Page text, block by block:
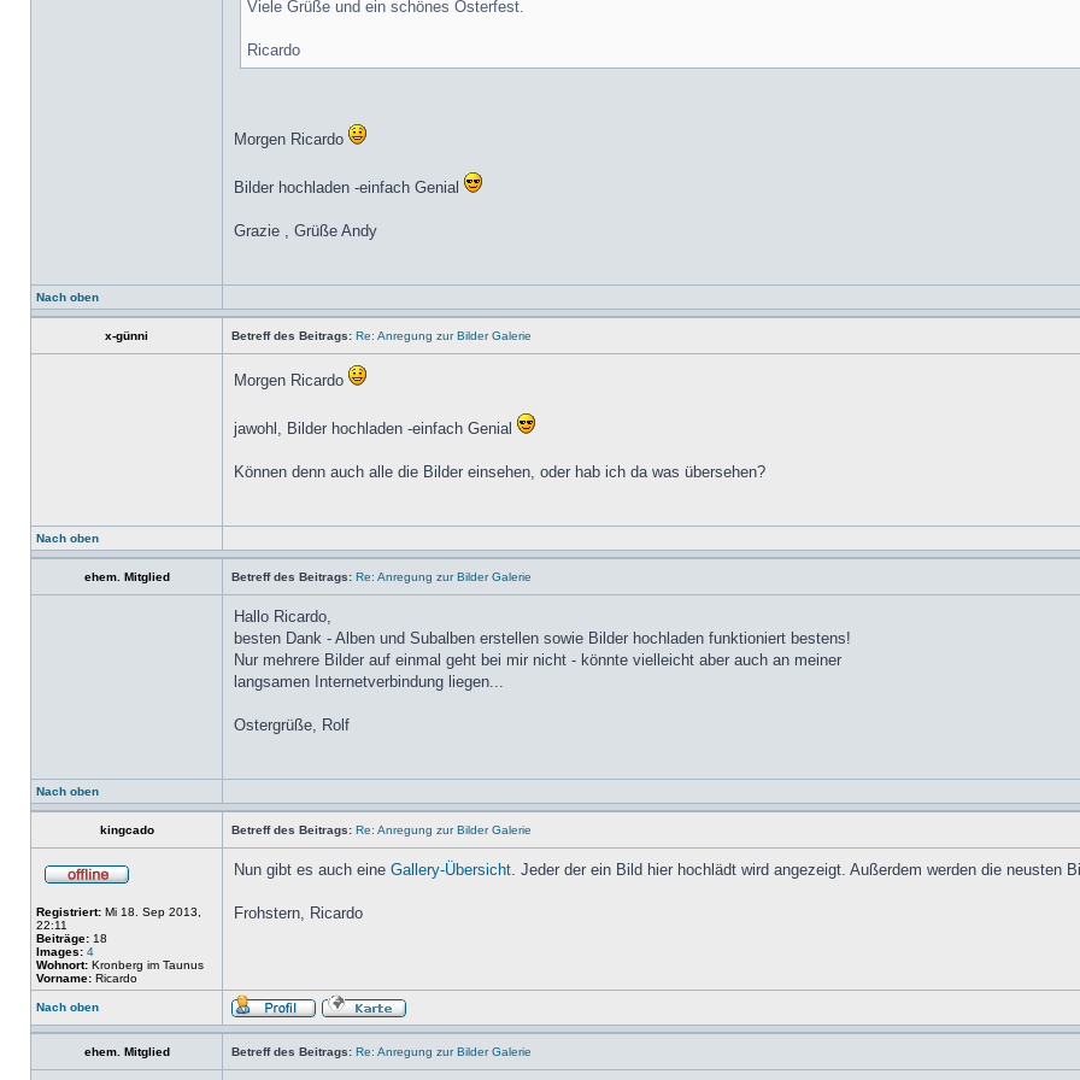
Viele Grüße und ein schönes Osterfest.
Ricardo
Morgen Ricardo
Bilder hochladen -einfach Genial
Grazie , Grüße Andy
Nach oben
x-günni Betreff des Beitrags: Re: Anregung zur Bilder Galerie
Morgen Ricardo
jawohl, Bilder hochladen -einfach Genial
Können denn auch alle die Bilder einsehen, oder hab ich da was übersehen?
Nach oben
ehem. Mitglied Betreff des Beitrags: Re: Anregung zur Bilder Galerie
Hallo Ricardo,
besten Dank - Alben und Subalben erstellen sowie Bilder hochladen funktioniert bestens!
Nur mehrere Bilder auf einmal geht bei mir nicht - könnte vielleicht aber auch an meiner
langsamen Internetverbindung liegen...
Ostergrüße, Rolf
Nach oben
kingcado Betreff des Beitrags: Re: Anregung zur Bilder Galerie
Registriert: Mi 18. Sep 2013,
22:11
Beiträge: 18
Images: 4
Wohnort: Kronberg im Taunus
Vorname: Ricardo
Nun gibt es auch eine Gallery-Übersicht. Jeder der ein Bild hier hochlädt wird angezeigt. Außerdem werden die neusten
Frohstern, Ricardo
Nach oben
ehem. Mitglied Betreff des Beitrags: Re: Anregung zur Bilder Galerie